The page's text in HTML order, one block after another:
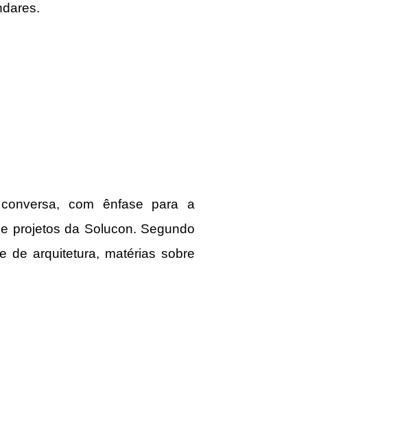
com ênfase para a
projetos da Solucon. Segundo
de arquitetura, matérias sobre